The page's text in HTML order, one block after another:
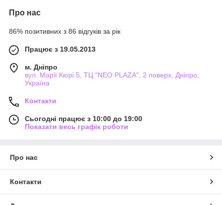
Про нас
86% позитивних з 86 відгуків за рік
Працює з 19.05.2013
м. Дніпро
вул. Марії Кюрі 5, ТЦ "NEO PLAZA", 2 поверх, Дніпро,
Україна
Контакти
Сьогодні працює з 10:00 до 19:00
Показати весь графік роботи
Про нас
Контакти